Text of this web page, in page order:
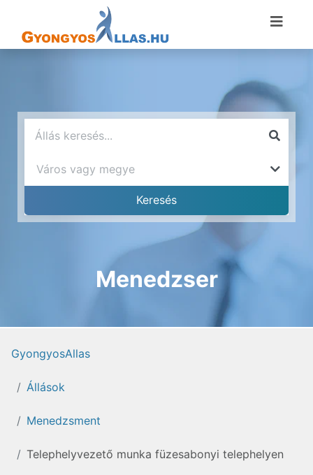
Menedzser
GyongyosAllas
Állások
Menedzsment
Telephelyvezető munka füzesabonyi telephelyen